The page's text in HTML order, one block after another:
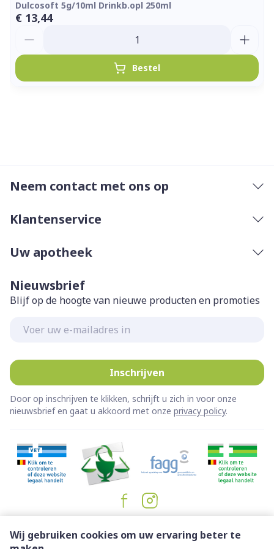
Wij gebruiken cookies om uw ervaring beter te
Dulcosoft 5g/10ml Drinkb.opl 250ml
€ 13,44
Bestel
Neem contact met ons op
Klantenservice
Uw apotheek
Nieuwsbrief
Blijf op de hoogte van nieuwe producten en promoties
Inschrijven
Door op inschrijven te klikken, schrijft u zich in voor onze
nieuwsbrief en gaat u akkoord met onze privacy policy.
Juridische links